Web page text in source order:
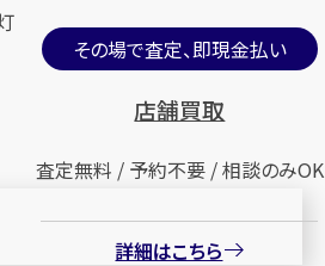
その場で査定、即現金払い
店舗買取
査定無料 / 予約不要 / 相談のみOK
詳細はこちら